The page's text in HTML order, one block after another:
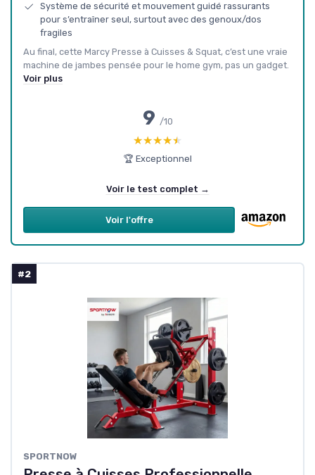
Système de sécurité et mouvement guidé rassurants
pour s’entraîner seul, surtout avec des genoux/dos
fragiles
Au final, cette Marcy Presse à Cuisses & Squat, c’est une vraie
machine de jambes pensée pour le home gym, pas un gadget.
Voir plus
9 /10
★★★★★
★★★★★
🏆 Exceptionnel
Voir le test complet →
Voir l'offre
#2
SPORTNOW